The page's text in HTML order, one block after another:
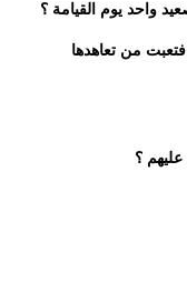
واحد يوم القيامة ؟
من تعاهدها
؟